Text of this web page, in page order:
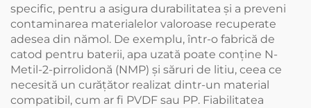
specific, pentru a asigura durabilitatea și a preveni
contaminarea materialelor valoroase recuperate
adesea din nămol. De exemplu, într-o fabrică de
catod pentru baterii, apa uzată poate conține N-
Metil-2-pirrolidonă (NMP) și săruri de litiu, ceea ce
necesită un curățător realizat dintr-un material
compatibil, cum ar fi PVDF sau PP. Fiabilitatea